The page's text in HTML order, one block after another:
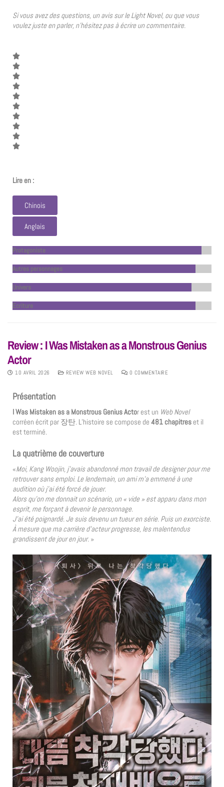
Si vous avez des questions, un avis sur le Light Novel, ou que vous
voulez juste en parler, n’hésitez pas à écrire un commentaire.
Lire en :
Chinois
Anglais
Protagoniste
Autres personnages
Univers
Ecriture
Review : I Was Mistaken as a Monstrous Genius
Actor
10 AVRIL 2026 REVIEW WEB NOVEL 0 COMMENTAIRE
Présentation
I Was Mistaken as a Monstrous Genius Actor est un Web Novel
corréen écrit par 장탄. L’histoire se compose de 481 chapitres et il
est terminé.
La quatrième de couverture
«Moi, Kang Woojin, j’avais abandonné mon travail de designer pour me
retrouver sans emploi. Le lendemain, un ami m’a emmené à une
audition où j’ai été forcé de jouer.
Alors qu’on me donnait un scénario, un « vide » est apparu dans mon
esprit, me forçant à devenir le personnage.
J’ai été poignardé. Je suis devenu un tueur en série. Puis un exorciste.
À mesure que ma carrière d’acteur progresse, les malentendus
grandissent de jour en jour. »